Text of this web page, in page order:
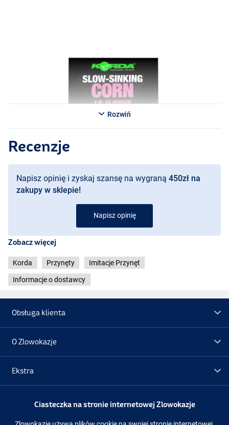
Rozwiń
Recenzje
Napisz opinię i zyskaj szansę na wygraną 450zł na
zakupy w sklepie!
Napisz opinię
Zobacz więcej
Korda Przynęty Imitacje Przynęt
Informacje o dostawcy
Obsługa klienta
O Zlowokazje
Ekstra
Promocje
Ciasteczka na stronie internetowej Zlowokazje